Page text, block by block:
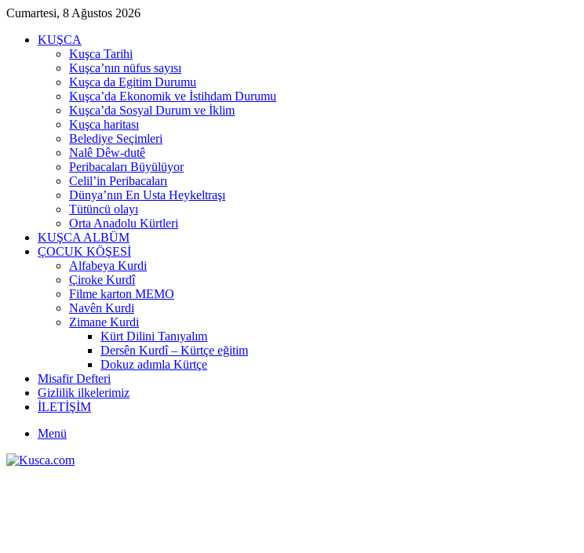
Cumartesi, 8 Ağustos 2026
KUŞCA
Kuşca Tarihi
Kuşca’nın nüfus sayısı
Kuşca da Egitim Durumu
Kuşca’da Ekonomik ve İstihdam Durumu
Kuşca’da Sosyal Durum ve İklim
Kuşca haritası
Belediye Seçimleri
Nalê Dêw-dutê
Peribacaları Büyülüyor
Celil’in Peribacaları
Dünya’nın En Usta Heykeltraşı
Tütüncü olayı
Orta Anadolu Kürtleri
KUŞCA ALBÜM
ÇOCUK KÖŞESİ
Alfabeya Kurdi
Çiroke Kurdî
Filme karton MEMO
Navên Kurdi
Zimane Kurdi
Kürt Dilini Tanıyalım
Dersên Kurdî – Kürtçe eğitim
Dokuz adımla Kürtçe
Misafir Defteri
Gizlilik ilkelerimiz
İLETİŞİM
Menü